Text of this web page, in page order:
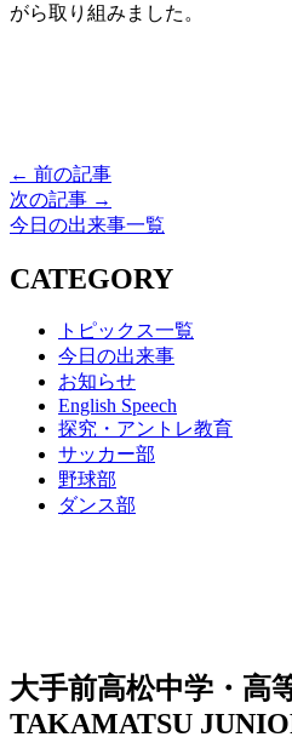
がら取り組みました。
← 前の記事
次の記事 →
今日の出来事一覧
CATEGORY
トピックス一覧
今日の出来事
お知らせ
English Speech
探究・アントレ教育
サッカー部
野球部
ダンス部
大手前高松中学・高
TAKAMATSU